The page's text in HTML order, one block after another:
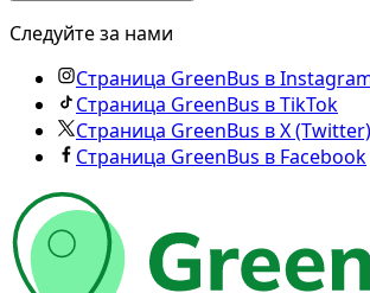
Следуйте за нами
Страница GreenBus в
Страница GreenBus в TikTok
Страница GreenBus в X (Twitter)
Страница GreenBus в Facebook